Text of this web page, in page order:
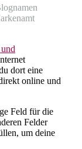
dort eine
online und
Feld für die
Felder
um deine